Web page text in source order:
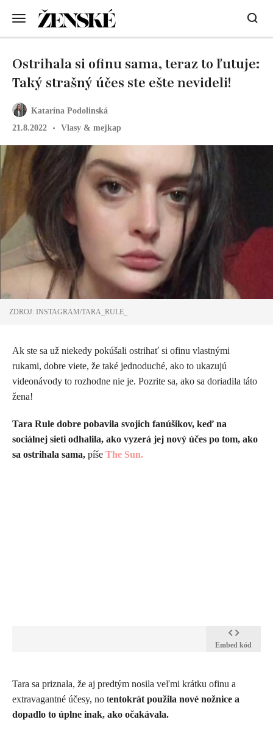
Katarína Podolinská
21.8.2022
Vlasy & mejkap
Ostrihala si ofinu sama, teraz to ľutuje:
Taký strašný účes ste ešte nevideli!
ZDROJ: INSTAGRAM/TARA_RULE_
Ak ste sa už niekedy pokúšali ostrihať si ofinu vlastnými
rukami, dobre viete, že také jednoduché, ako to ukazujú
videonávody to rozhodne nie je. Pozrite sa, ako sa doriadila táto
žena!
Tara Rule dobre pobavila svojich fanúšikov, keď na
sociálnej sieti odhalila, ako vyzerá jej nový účes po tom, ako
sa ostrihala sama, píše The Sun.
Embed kód
Tara sa priznala, že aj predtým nosila veľmi krátku ofinu a
extravagantné účesy, no tentokrát použila nové nožnice a
dopadlo to úplne inak, ako očakávala.